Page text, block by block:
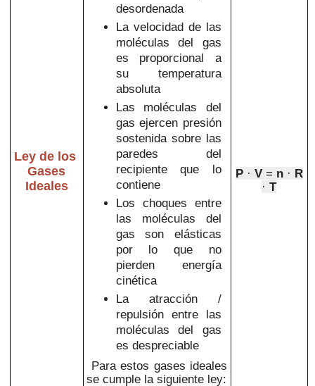
Ley de los
Gases
Ideales
desordenada
La velocidad de las
moléculas del gas
es proporcional a
su temperatura
absoluta
Las moléculas del
gas ejercen presión
sostenida sobre las
paredes del
recipiente que lo
contiene
Los choques entre
las moléculas del
gas son elásticas
por lo que no
pierden energía
cinética
La atracción /
repulsión entre las
moléculas del gas
es despreciable
Para estos gases ideales
se cumple la siguiente ley:
P· V = n· R
·T